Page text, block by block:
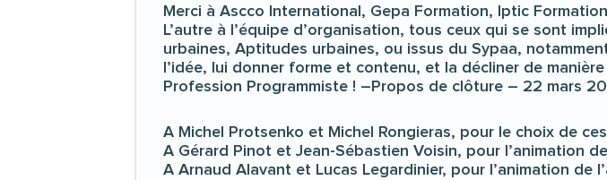
Merci à Ascco International, Gepa Formation, Iptic
L’autre à l’équipe d’organisation, tous ceux qui se sont
urbaines, Aptitudes urbaines, ou issus du Sypaa,
l’idée, lui donner forme et contenu, et la décliner de
Profession Programmiste ! –Propos de clôture – 22 mars
A Michel Protsenko et Michel Rongieras, pour le choix de
A Gérard Pinot et Jean-Sébastien Voisin, pour l’animation
A Arnaud Alavant et Lucas Legardinier, pour l’animation de